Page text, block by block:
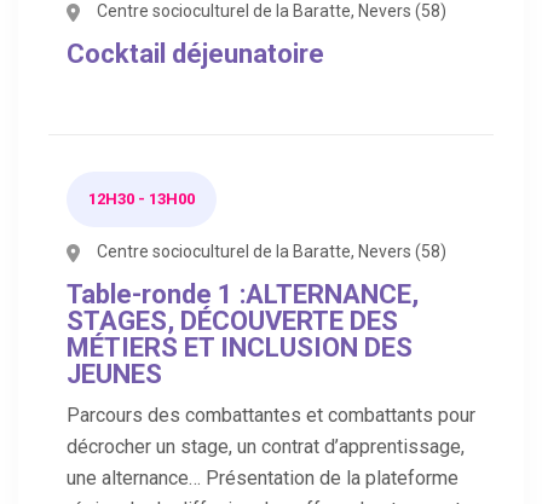
Centre socioculturel de la Baratte, Nevers (58)
Cocktail déjeunatoire
12H30 - 13H00
Centre socioculturel de la Baratte, Nevers (58)
Table-ronde 1 :ALTERNANCE,
STAGES, DÉCOUVERTE DES
MÉTIERS ET INCLUSION DES
JEUNES
Parcours des combattantes et combattants pour
décrocher un stage, un contrat d’apprentissage,
une alternance… Présentation de la plateforme